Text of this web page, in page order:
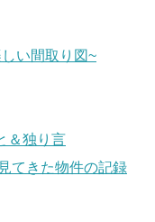
い間取り図~
＆独り言
てきた物件の記録